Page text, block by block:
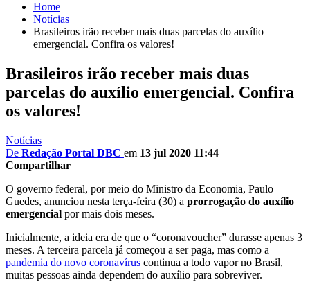
Home
Notícias
Brasileiros irão receber mais duas parcelas do auxílio
emergencial. Confira os valores!
Brasileiros irão receber mais duas
parcelas do auxílio emergencial. Confira
os valores!
Notícias
De Redação Portal DBC em 13 jul 2020 11:44
Compartilhar
O governo federal, por meio do Ministro da Economia, Paulo
Guedes, anunciou nesta terça-feira (30) a prorrogação do auxílio
emergencial por mais dois meses.
Inicialmente, a ideia era de que o “coronavoucher” durasse apenas 3
meses. A terceira parcela já começou a ser paga, mas como a
pandemia do novo coronavírus continua a todo vapor no Brasil,
muitas pessoas ainda dependem do auxílio para sobreviver.